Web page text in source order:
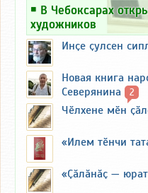
￭ В Чебоксарах
художников
Инҫе ҫулсен
Новая книга
Северянина
2
Чӗлхене мӗн
«Илем тӗнчи
«Ҫӑлӑнӑҫ —